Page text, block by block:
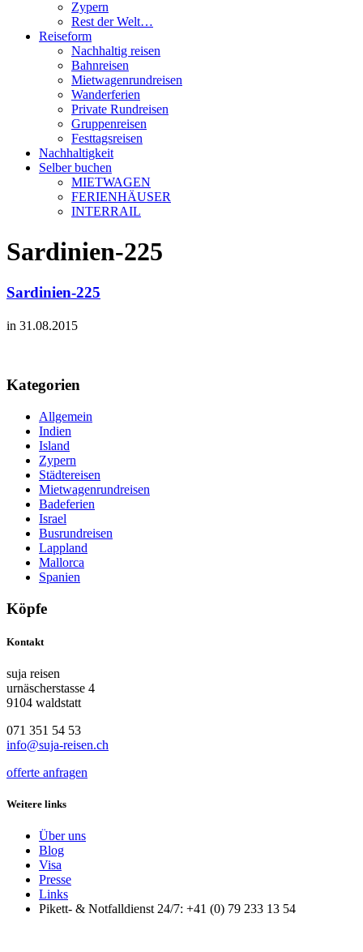
Zypern
Rest der Welt…
Reiseform
Nachhaltig reisen
Bahnreisen
Mietwagenrundreisen
Wanderferien
Private Rundreisen
Gruppenreisen
Festtagsreisen
Nachhaltigkeit
Selber buchen
MIETWAGEN
FERIENHÄUSER
INTERRAIL
Sardinien-225
Sardinien-225
in 31.08.2015
Kategorien
Allgemein
Indien
Island
Zypern
Städtereisen
Mietwagenrundreisen
Badeferien
Israel
Busrundreisen
Lappland
Mallorca
Spanien
Köpfe
Kontakt
suja reisen
urnäscherstasse 4
9104 waldstatt
071 351 54 53
info@suja-reisen.ch
offerte anfragen
Weitere links
Über uns
Blog
Visa
Presse
Links
Pikett- & Notfalldienst 24/7: +41 (0) 79 233 13 54